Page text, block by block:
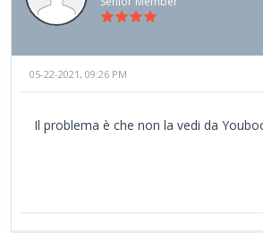
05-22-2021, 09:26 PM
Il problema è che non la vedi da